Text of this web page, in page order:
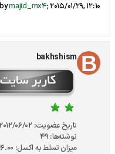
majid_mx4;2015/01/29, 12:10
bakhshism
تاریخ عضویت: 2012/06/02
نوشته‌ها:49
میزان تسلط به اکسل: